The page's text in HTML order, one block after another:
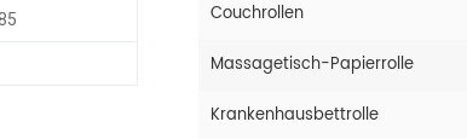
Couchrollen
Massagetisch-Papierrolle
Krankenhausbettrolle